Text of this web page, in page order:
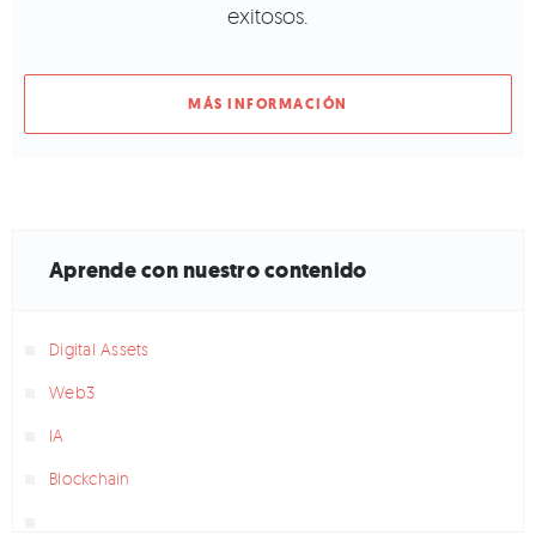
exitosos.
MÁS INFORMACIÓN
Aprende con nuestro contenido
Digital Assets
Web3
IA
Blockchain